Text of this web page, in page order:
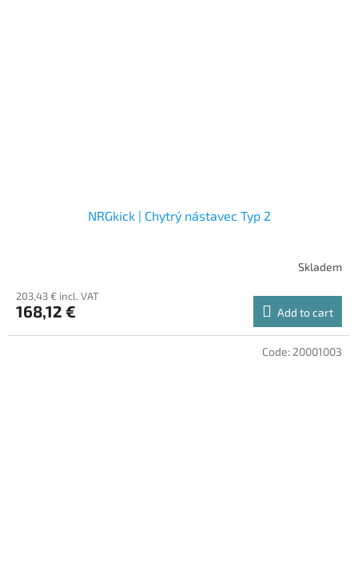
NRGkick | Chytrý nástavec Typ 2
Skladem
203,43 € incl. VAT
168,12 € Add to cart
Code:20001003